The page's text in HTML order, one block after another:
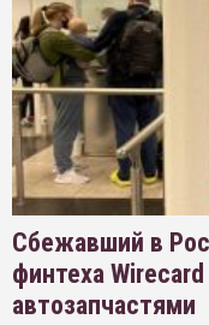
Сбежавший в
финтеха
автозапчастями